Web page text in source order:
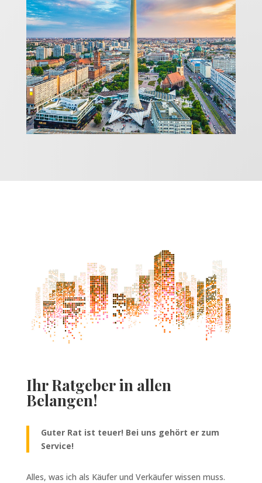
Ihr Ratgeber in allen
Belangen!
Guter Rat ist teuer! Bei uns gehört er zum
Service!
Alles, was ich als Käufer und Verkäufer wissen muss.